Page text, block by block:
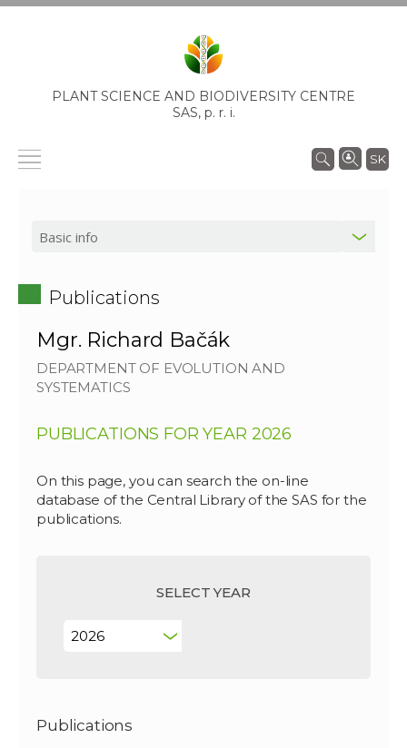
PLANT SCIENCE AND BIODIVERSITY CENTRE
SAS, p. r. i.
SK
Publications
Mgr. Richard Bačák
DEPARTMENT OF EVOLUTION AND
SYSTEMATICS
PUBLICATIONS FOR YEAR 2026
On this page, you can search the on-line
database of the Central Library of the SAS for the
publications.
SELECT YEAR
Publications